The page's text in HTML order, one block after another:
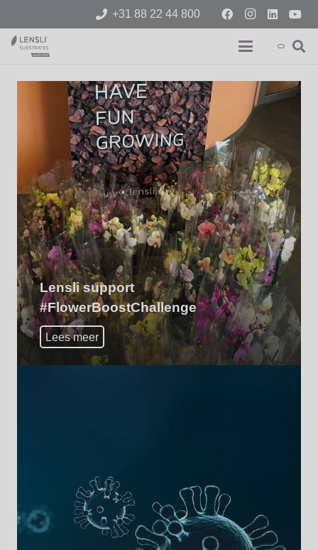
+31 88 22 44 800
Lensli support
#FlowerBoostChallenge
Lees meer